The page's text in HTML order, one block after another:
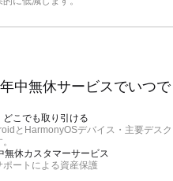
中無休サービスでいつ
どこでも取り引ける
とHarmonyOSデバイス・主要デス
無休カスタマーサービス
ポートによる資産保護